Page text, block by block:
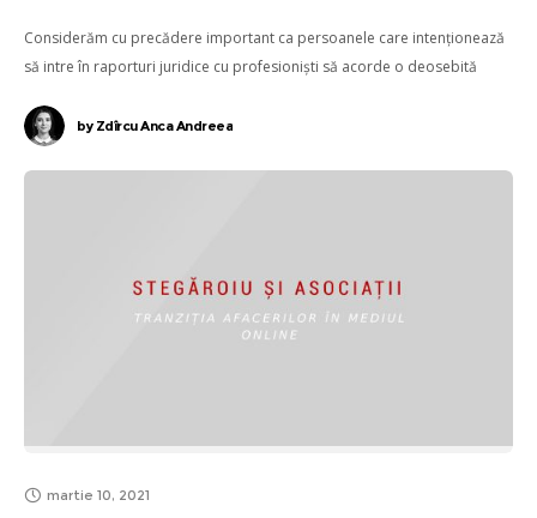
Considerăm cu precădere important ca persoanele care intenționează
să intre în raporturi juridice cu profesioniști să acorde o deosebită
byZdîrcu Anca Andreea
martie 10, 2021